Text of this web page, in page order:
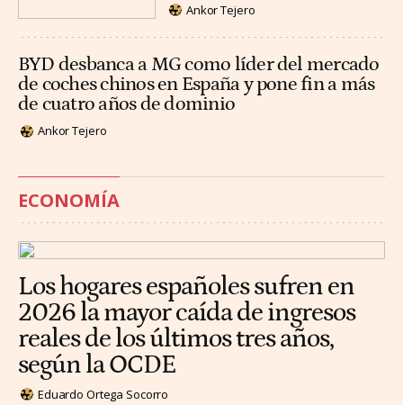
Ankor Tejero
BYD desbanca a MG como líder del mercado
de coches chinos en España y pone fin a más
de cuatro años de dominio
Ankor Tejero
ECONOMÍA
Los hogares españoles sufren en
2026 la mayor caída de ingresos
reales de los últimos tres años,
según la OCDE
Eduardo Ortega Socorro